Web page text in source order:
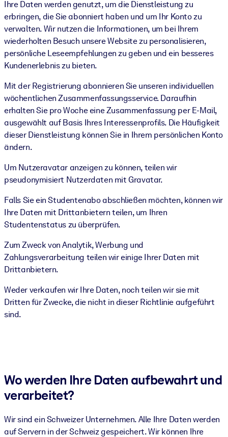
Ihre Daten werden genutzt, um die Dienstleistung zu
erbringen, die Sie abonniert haben und um Ihr Konto zu
verwalten. Wir nutzen die Informationen, um bei Ihrem
wiederholten Besuch unsere Website zu personalisieren,
persönliche Leseempfehlungen zu geben und ein besseres
Kundenerlebnis zu bieten.
Mit der Registrierung abonnieren Sie unseren individuellen
wöchentlichen Zusammenfassungsservice. Daraufhin
erhalten Sie pro Woche eine Zusammenfassung per E-Mail,
ausgewählt auf Basis Ihres Interessenprofils. Die Häufigkeit
dieser Dienstleistung können Sie in Ihrem persönlichen Konto
ändern.
Um Nutzeravatar anzeigen zu können, teilen wir
pseudonymisiert Nutzerdaten mit Gravatar.
Falls Sie ein Studentenabo abschließen möchten, können wir
Ihre Daten mit Drittanbietern teilen, um Ihren
Studentenstatus zu überprüfen.
Zum Zweck von Analytik, Werbung und
Zahlungsverarbeitung teilen wir einige Ihrer Daten mit
Drittanbietern.
Weder verkaufen wir Ihre Daten, noch teilen wir sie mit
Dritten für Zwecke, die nicht in dieser Richtlinie aufgeführt
sind.
Wo werden Ihre Daten aufbewahrt und
verarbeitet?
Wir sind ein Schweizer Unternehmen. Alle Ihre Daten werden
auf Servern in der Schweiz gespeichert. Wir können Ihre